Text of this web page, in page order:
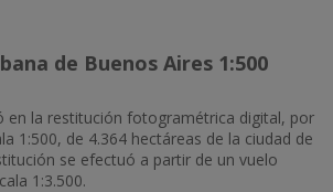
de Buenos Aires 1:500
en la restitución fotogramétrica digital, por
1:500, de 4.364 hectáreas de la ciudad de
se efectuó a partir de un vuelo
1:3.500.